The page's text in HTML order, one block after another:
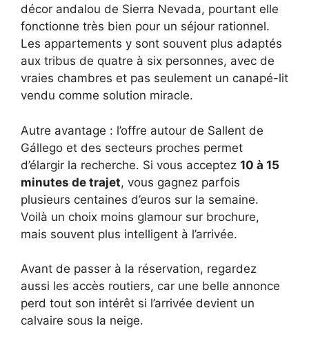
décor andalou de Sierra Nevada, pourtant elle
fonctionne très bien pour un séjour rationnel.
Les appartements y sont souvent plus adaptés
aux tribus de quatre à six personnes, avec de
vraies chambres et pas seulement un canapé-lit
vendu comme solution miracle.
Autre avantage : l’offre autour de Sallent de
Gállego et des secteurs proches permet
d’élargir la recherche. Si vous acceptez 10 à 15
minutes de trajet, vous gagnez parfois
plusieurs centaines d’euros sur la semaine.
Voilà un choix moins glamour sur brochure,
mais souvent plus intelligent à l’arrivée.
Avant de passer à la réservation, regardez
aussi les accès routiers, car une belle annonce
perd tout son intérêt si l’arrivée devient un
calvaire sous la neige.